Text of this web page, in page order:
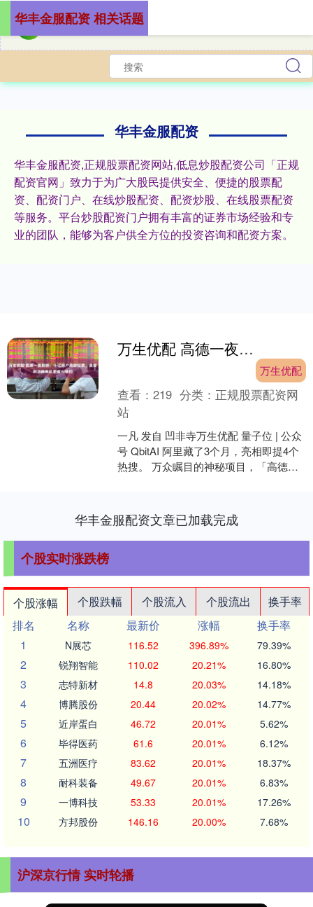
华丰金服配资
华丰金服配资,正规股票配资网站,低息炒股配资公司「正规
配资官网」致力于为广大股民提供安全、便捷的股票配
资、配资门户、在线炒股配资、配资炒股、在线股票配资
等服务。平台炒股配资门户拥有丰富的证券市场经验和专
业的团队，能够为客户供全方位的投资咨询和配资方案。
华丰金服配资 相关话题
万生优配 高德一夜刷榜：十亿用户用脚投票，美食到店榜单乱象被AI横扫
万生优配
查看：219 分类： 正规股票配资网
站
一凡 发自 凹非寺万生优配 量子位 | 公众
号 QbitAI 阿里藏了3个月，亮相即提4个
热搜。 万众瞩目的神秘项目，「高德扫
华丰金服配资文章已加载完成
个股实时涨跌榜
个股涨幅 个股跌幅 个股流入 个股流出
换手率
排名
名称 最新价 涨幅
换手率
1
N展芯 116.52 396.89% 79.39%
2 锐翔智能 110.02 20.21% 16.80%
3 志特新材 14.8 20.03% 14.18%
4 博腾股份 20.44 20.02% 14.77%
5 近岸蛋白 46.72 20.01% 5.62%
6 毕得医药 61.6 20.01% 6.12%
7 五洲医疗 83.62 20.01% 18.37%
8 耐科装备 49.67 20.01% 6.83%
9 一博科技 53.33 20.01% 17.26%
10 方邦股份 146.16 20.00% 7.68%
沪深京行情 实时轮播